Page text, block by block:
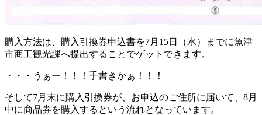
購入方法は、購入引換券申込書を7月15日（水）までに魚津
市商工観光課へ提出することでゲットできます。
・・・うぁー！！！手書きかぁ！！！
そして7月末に購入引換券が、お申込のご住所に届いて、8月
中に商品券を購入するという流れとなっています。